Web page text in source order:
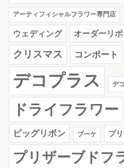
アーティフィシャルフラワー専門店
ウェディング オーダーリ
クリスマス コンポート
デコプラス デ
ドライフラワー
ビッグリボン ブーケ プ
プリザーブドフ